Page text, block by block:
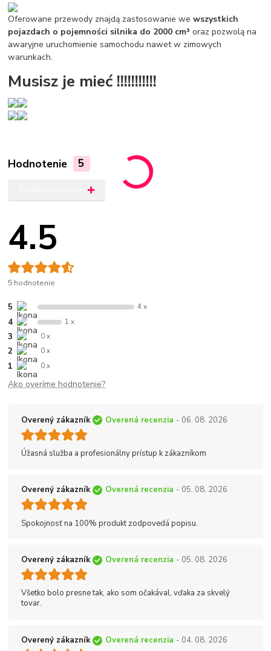
Oferowane przewody znajdą zastosowanie wewszystkich
pojazdach o pojemności silnika do 2000 cm³ oraz pozwolą na
awaryjne uruchomienie samochodu nawet w zimowych
warunkach.
Musisz je mieć !!!!!!!!!!!
Hodnotenie 5
4.5
5 hodnotenie
5 4 x
4 1 x
3 0 x
2 0 x
1 0 x
Ako overíme hodnotenie?
Overený zákazník Overená recenzia - 06. 08. 2026
Úžasná služba a profesionálny prístup k zákazníkom
Overený zákazník Overená recenzia - 05. 08. 2026
Spokojnosť na 100% produkt zodpovedá popisu.
Overený zákazník Overená recenzia - 05. 08. 2026
Všetko bolo presne tak, ako som očakával, vďaka za skvelý
tovar.
Overený zákazník Overená recenzia - 04. 08. 2026